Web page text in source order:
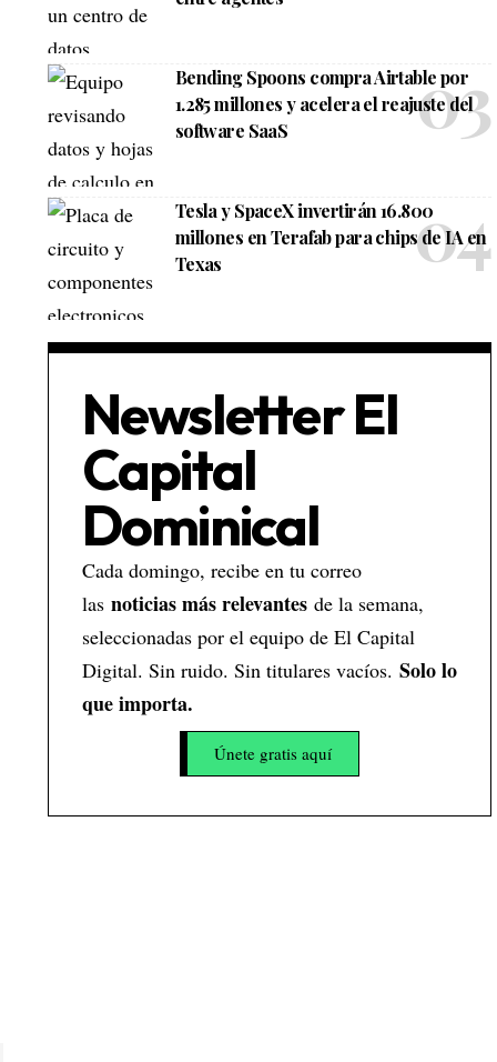
Bending Spoons compra Airtable por
1.285 millones y acelera el reajuste del
software SaaS
Tesla y SpaceX invertirán 16.800
millones en Terafab para chips de IA en
Texas
Newsletter El
Capital
Dominical
Cada domingo, recibe en tu correo
lasnoticias más relevantesde la semana,
seleccionadas por el equipo de El Capital
Digital. Sin ruido. Sin titulares vacíos. Solo lo
que importa.
Únete gratis aquí